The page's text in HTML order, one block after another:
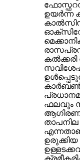
ഉയർന്ന
കൽക്കരി
കാർബൺ
ഫലവും